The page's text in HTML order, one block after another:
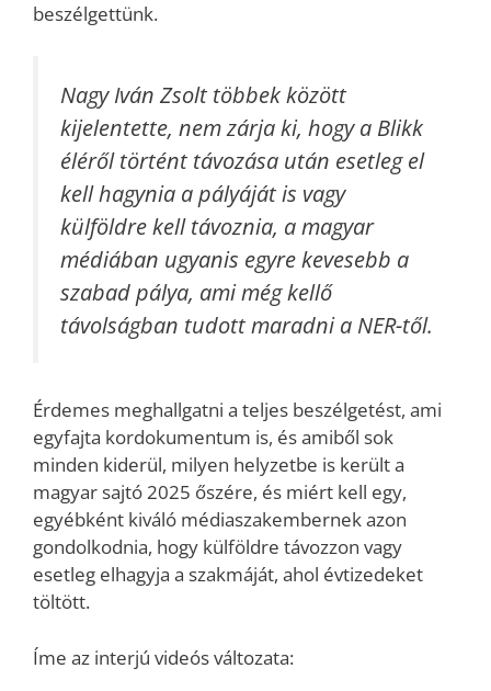
beszélgettünk.
Nagy Iván Zsolt többek között
kijelentette, nem zárja ki, hogy a Blikk
éléről történt távozása után esetleg el
kell hagynia a pályáját is vagy
külföldre kell távoznia, a magyar
médiában ugyanis egyre kevesebb a
szabad pálya, ami még kellő
távolságban tudott maradni a NER-től.
Érdemes meghallgatni a teljes beszélgetést, ami
egyfajta kordokumentum is, és amiből sok
minden kiderül, milyen helyzetbe is került a
magyar sajtó 2025 őszére, és miért kell egy,
egyébként kiváló médiaszakembernek azon
gondolkodnia, hogy külföldre távozzon vagy
esetleg elhagyja a szakmáját, ahol évtizedeket
töltött.
Íme az interjú videós változata: